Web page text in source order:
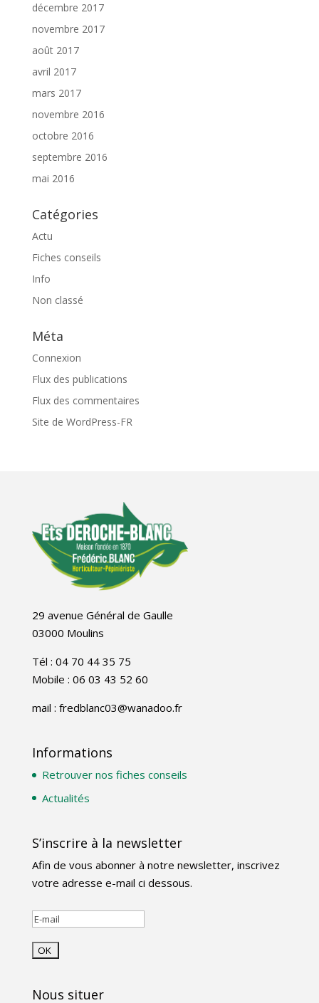
décembre 2017
novembre 2017
août 2017
avril 2017
mars 2017
novembre 2016
octobre 2016
septembre 2016
mai 2016
Catégories
Actu
Fiches conseils
Info
Non classé
Méta
Connexion
Flux des publications
Flux des commentaires
Site de WordPress-FR
29 avenue Général de Gaulle
03000 Moulins
Tél : 04 70 44 35 75
Mobile : 06 03 43 52 60
mail : fredblanc03@wanadoo.fr
Informations
Retrouver nos fiches conseils
Actualités
S’inscrire à la newsletter
Afin de vous abonner à notre newsletter, inscrivez
votre adresse e-mail ci dessous.
Nous situer